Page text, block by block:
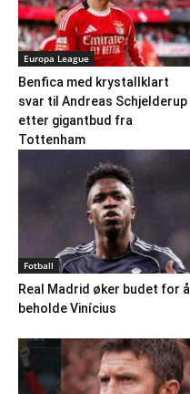
Europa League
Benfica med krystallklart
svar til Andreas Schjelderup
etter gigantbud fra
Tottenham
Fotball
Real Madrid øker budet for å
beholde Vinícius